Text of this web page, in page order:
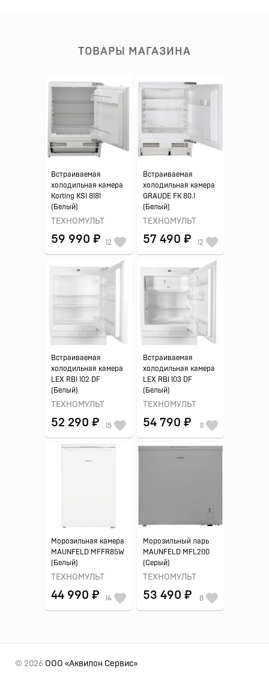
ТОВАРЫ МАГАЗИНА
Встраиваемая
холодильная камера
Korting KSI 8181
(Белый)
ТЕХНОМУЛЬТ
59 990 ₽ 12
Встраиваемая
холодильная камера
GRAUDE FK 80.1
(Белый)
ТЕХНОМУЛЬТ
57 490 ₽ 12
Встраиваемая
холодильная камера
LEX RBI 102 DF
(Белый)
ТЕХНОМУЛЬТ
52 290 ₽ 15
Встраиваемая
холодильная камера
LEX RBI 103 DF
(Белый)
ТЕХНОМУЛЬТ
54 790 ₽ 11
Морозильная камера
MAUNFELD MFFR85W
(Белый)
ТЕХНОМУЛЬТ
44 990 ₽ 14
Морозильный ларь
MAUNFELD MFL200
(Серый)
ТЕХНОМУЛЬТ
53 490 ₽ 8
© 2026 ООО «Аквилон Сервис»